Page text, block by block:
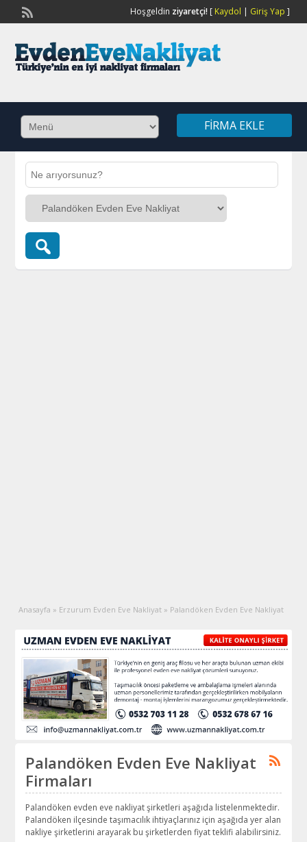
Hoşgeldin ziyaretçi![ Kaydol | Giriş Yap ]
FIRMA EKLE
Anasayfa » Erzurum Evden Eve Nakliyat » Palandöken Evden Eve Nakliyat
Palandöken Evden Eve Nakliyat
Firmaları
Palandöken evden eve nakliyat şirketleri aşağıda listelenmektedir.
Palandöken ilçesinde taşımacılık ihtiyaçlarınız için aşağıda yer alan
nakliye şirketlerini arayarak bu şirketlerden fiyat teklifi alabilirsiniz.